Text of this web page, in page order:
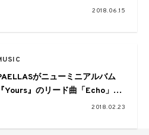
2018.06.15
がニューミニアルバム
『Yours』のリード曲「Echo」の
2018.02.23